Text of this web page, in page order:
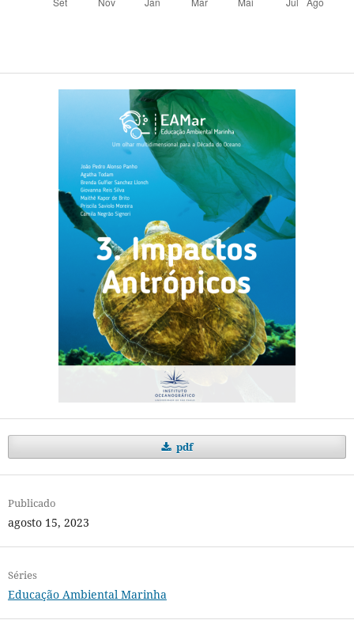
pdf
Publicado
agosto 15, 2023
Séries
Educação Ambiental Marinha